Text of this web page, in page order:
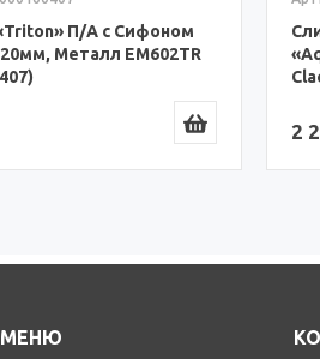
для Ванны
АниПласт 74см Click-
(197198)
2
МЕНЮ